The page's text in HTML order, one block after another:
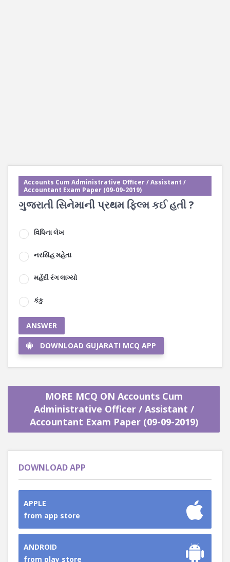
Accounts Cum Administrative Officer / Assistant /
Accountant Exam Paper (09-09-2019)
ગુજરાતી સિનેમાની પ્રથમ ફિલ્મ કઈ હતી ?
વિધિના લેખ
નરસિંહ મહેતા
મહેંદી રંગ લાગ્યો
કંકુ
ANSWER
DOWNLOAD GUJARATI MCQ APP
MORE MCQ ON Accounts Cum
Administrative Officer / Assistant /
Accountant Exam Paper (09-09-2019)
DOWNLOAD APP
APPLE
from app store
ANDROID
from play store